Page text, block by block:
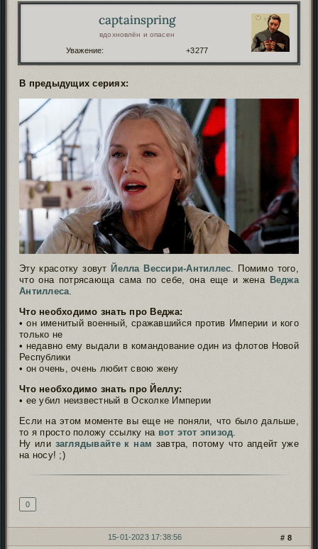
captainspring
вдохновлён и опасен
Уважение: +3277
В предыдущих сериях:
Эту красотку зовут Йелла Вессири-Антиллес. Помимо того,
что она потрясающа сама по себе, она еще и жена Веджа
Антиллеса.
Что необходимо знать про Веджа:
• он именитый военный, сражавшийся против Империи и кого
только не
• недавно ему выдали в командование один из флотов Новой
Республики
• он очень, очень любит свою жену
Что необходимо знать про Йеллу:
• ее убил неизвестный в Осколке Империи
Если на этом моменте вы еще не поняли, что было дальше,
то я просто положу ссылку на вот этот эпизод.
Ну или заглядывайте к нам завтра, потому что апдейт уже
на носу! ;)
0
8
15-01-2023 17:38:56